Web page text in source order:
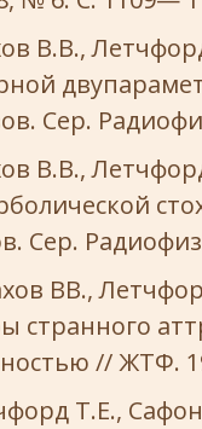
В.В.,
Сер.
В.В.,
Сер.
ВВ.,
странного
// ЖТФ.
Т.Е.,